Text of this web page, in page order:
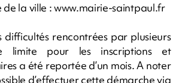
de la ville : www.mairie-saintpaul.fr
difficultés rencontrées par plusieurs
limite pour les inscriptions et
a été reportée d’un mois. A noter
d’effectuer cette démarche via